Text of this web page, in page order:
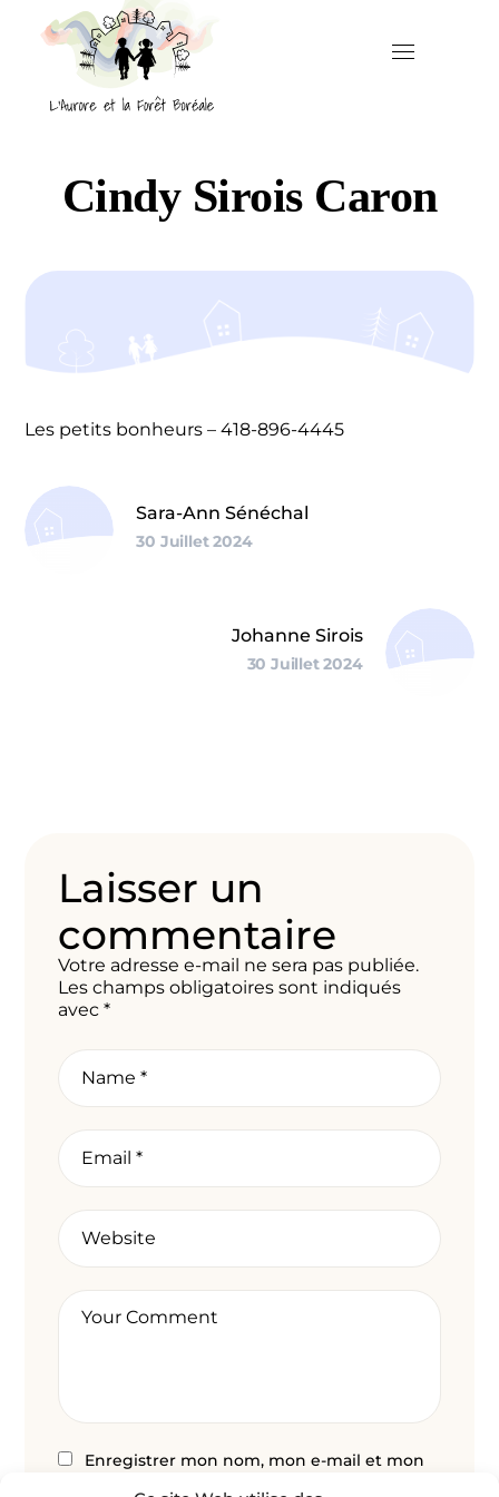
Cindy Sirois Caron
Les petits bonheurs – 418-896-4445
Sara-Ann Sénéchal
30 Juillet 2024
Johanne Sirois
30 Juillet 2024
Laisser un
commentaire
Votre adresse e-mail ne sera pas publiée.
Les champs obligatoires sont indiqués
avec*
Enregistrer mon nom, mon e-mail et mon